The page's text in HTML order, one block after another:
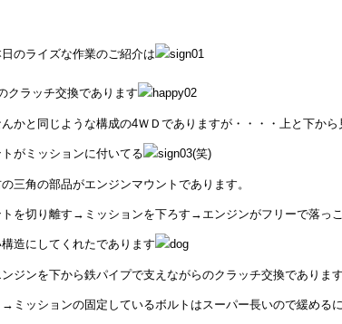
のライズな作業のご紹介は
クラッチ交換であります
かと同じような構成の4ＷＤでありますが・・・・上と下から
がミッションに付いてる (笑)
の三角の部品がエンジンマウントであります。
トを切り離す→ミッションを下ろす→エンジンがフリーで落っ
造にしてくれたであります
ジンを下から鉄パイプで支えながらのクラッチ交換であります
ミッションの固定しているボルトはスーパー長いので緩めるに